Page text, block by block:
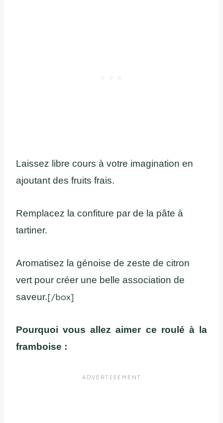
Laissez libre cours à votre imagination en
ajoutant des fruits frais.
Remplacez la confiture par de la pâte à
tartiner.
Aromatisez la génoise de zeste de citron
vert pour créer une belle association de
saveur.[/box]
Pourquoi vous allez aimer ce roulé à la
framboise :